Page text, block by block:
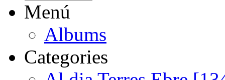
Menú
Albums
Categories